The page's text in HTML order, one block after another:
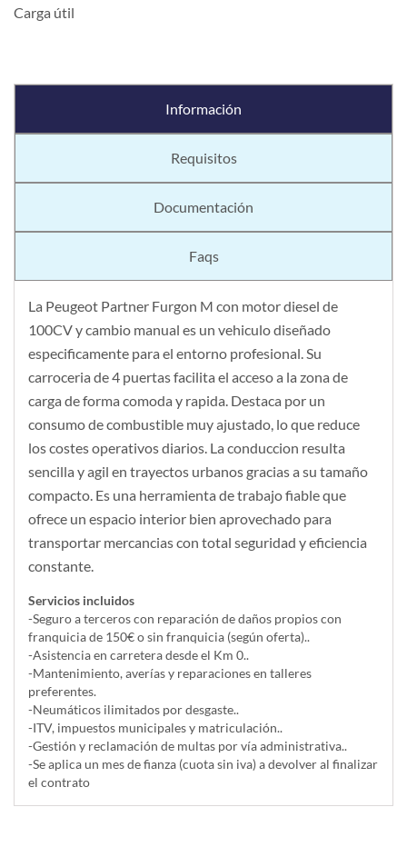
Carga útil
Información
Requisitos
Documentación
Faqs
La Peugeot Partner Furgon M con motor diesel de
100CV y cambio manual es un vehiculo diseñado
especificamente para el entorno profesional. Su
carroceria de 4 puertas facilita el acceso a la zona de
carga de forma comoda y rapida. Destaca por un
consumo de combustible muy ajustado, lo que reduce
los costes operativos diarios. La conduccion resulta
sencilla y agil en trayectos urbanos gracias a su tamaño
compacto. Es una herramienta de trabajo fiable que
ofrece un espacio interior bien aprovechado para
transportar mercancias con total seguridad y eficiencia
constante.
Servicios incluidos
-Seguro a terceros con reparación de daños propios con
franquicia de 150€ o sin franquicia (según oferta)..
-Asistencia en carretera desde el Km 0..
-Mantenimiento, averías y reparaciones en talleres
preferentes.
-Neumáticos ilimitados por desgaste..
-ITV, impuestos municipales y matriculación..
-Gestión y reclamación de multas por vía administrativa..
-Se aplica un mes de fianza (cuota sin iva) a devolver al finalizar
el contrato